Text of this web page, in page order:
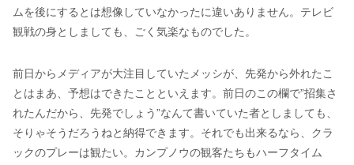
ムを後にするとは想像していなかったに違いありません。テレビ
観戦の身としましても、ごく気楽なものでした。
前日からメディアが大注目していたメッシが、先発から外れたこ
とはまあ、予想はできたことといえます。前日のこの欄で”招集さ
れたんだから、先発でしょう”なんて書いていた者としましても、
そりゃそうだろうねと納得できます。それでも出来るなら、クラ
ックのプレーは観たい。カンプノウの観客たちもハーフタイム